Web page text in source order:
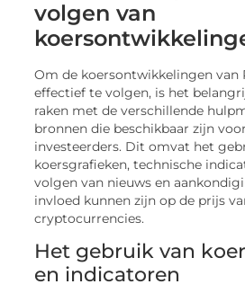
volgen van
Om de koersontwikkelingen van
effectief te volgen, is het
raken met de verschillende
bronnen die beschikbaar zijn
investeerders. Dit omvat het
koersgrafieken, technische
volgen van nieuws en
invloed kunnen zijn op de prijs
cryptocurrencies.
Het gebruik van
en indicatoren